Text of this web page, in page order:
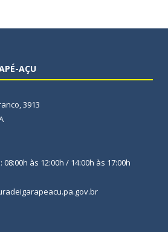
AÇU
3913
às 12:00h / 14:00h às 17:00h